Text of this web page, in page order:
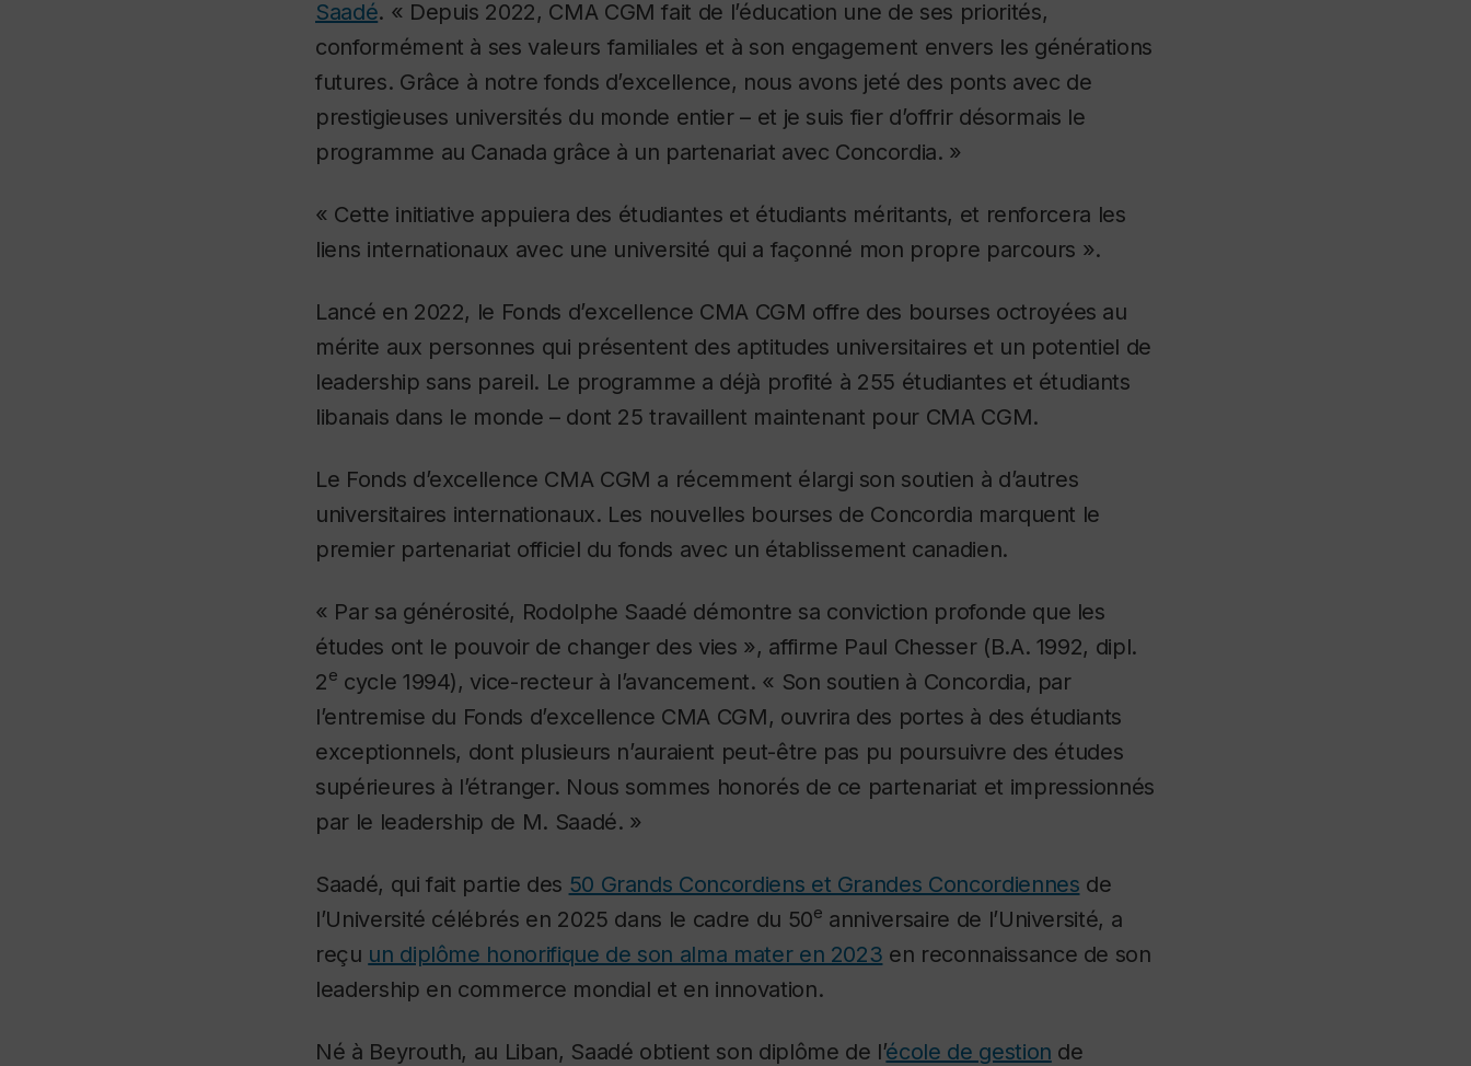
Saadé. « Depuis 2022, CMA CGM fait de l’éducation une de ses priorités,
conformément à ses valeurs familiales et à son engagement envers les générations
futures. Grâce à notre fonds d’excellence, nous avons jeté des ponts avec de
prestigieuses universités du monde entier – et je suis fier d’offrir désormais le
programme au Canada grâce à un partenariat avec Concordia. »
« Cette initiative appuiera des étudiantes et étudiants méritants, et renforcera les
liens internationaux avec une université qui a façonné mon propre parcours ».
Lancé en 2022, le Fonds d’excellence CMA CGM offre des bourses octroyées au
mérite aux personnes qui présentent des aptitudes universitaires et un potentiel de
leadership sans pareil. Le programme a déjà profité à 255 étudiantes et étudiants
libanais dans le monde – dont 25 travaillent maintenant pour CMA CGM.
Le Fonds d’excellence CMA CGM a récemment élargi son soutien à d’autres
universitaires internationaux. Les nouvelles bourses de Concordia marquent le
premier partenariat officiel du fonds avec un établissement canadien.
« Par sa générosité, Rodolphe Saadé démontre sa conviction profonde que les
études ont le pouvoir de changer des vies », affirme Paul Chesser (B.A. 1992, dipl.
2e cycle 1994), vice-recteur à l’avancement. « Son soutien à Concordia, par
l’entremise du Fonds d’excellence CMA CGM, ouvrira des portes à des étudiants
exceptionnels, dont plusieurs n’auraient peut-être pas pu poursuivre des études
supérieures à l’étranger. Nous sommes honorés de ce partenariat et impressionnés
par le leadership de M. Saadé. »
Saadé, qui fait partie des 50 Grands Concordiens et Grandes Concordiennes de
l’Université célébrés en 2025 dans le cadre du 50e anniversaire de l’Université, a
reçu un diplôme honorifique de son alma mater en 2023 en reconnaissance de son
leadership en commerce mondial et en innovation.
Né à Beyrouth, au Liban, Saadé obtient son diplôme de l’école de gestion de